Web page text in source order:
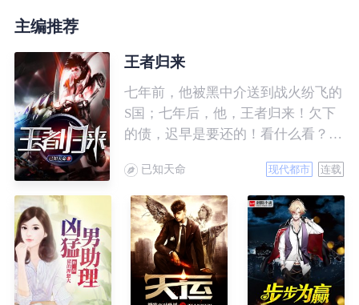
主编推荐
王者归来
七年前，他被黑中介送到战火纷飞的
S国；七年后，他，王者归来！欠下
的债，迟早是要还的！看什么看？说
已知天命 现代都市 连载